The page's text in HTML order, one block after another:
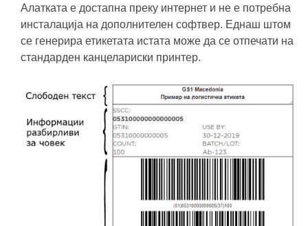
Алатката е достапна преку интернет и не е потребна
инсталација на дополнителен софтвер. Еднаш штом
се генерира етикетата истата може да се отпечати на
стандарден канцелариски принтер.